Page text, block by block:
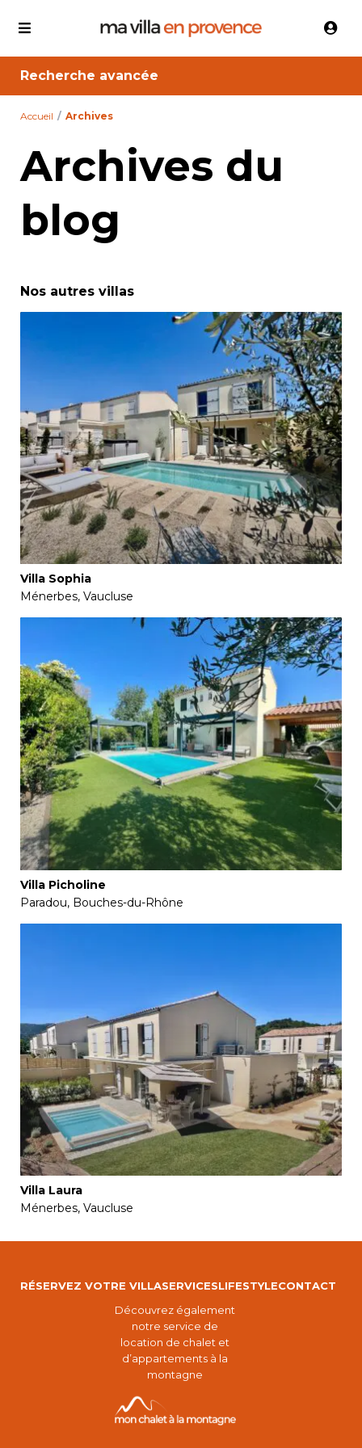
Recherche avancée
Accueil Archives
Archives du
blog
Nos autres villas
Villa Sophia
Ménerbes, Vaucluse
Villa Picholine
Paradou, Bouches-du-Rhône
Villa Laura
Ménerbes, Vaucluse
RÉSERVEZ VOTRE VILLASERVICESLIFESTYLECONTACT
Découvrez également
notre service de
location de chalet et
d’appartements à la
montagne